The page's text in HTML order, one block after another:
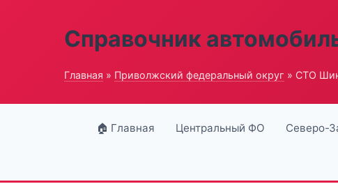
Справочник
Главная » Приволжский федеральный округ » СТО
🏠 Главная Центральный ФО Северо-